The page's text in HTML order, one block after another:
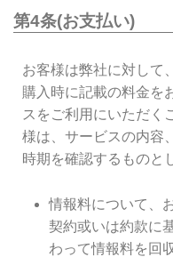
第4条(お支払い)
お客様は弊社に対して
購入時に記載の料金を
スをご利用にいただく
様は、サービスの内容
時期を確認するものと
情報料について、
契約或いは約款に
わって情報料を回